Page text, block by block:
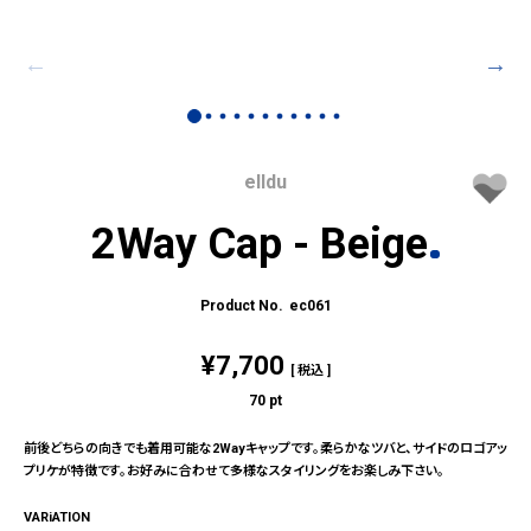
elldu
2Way Cap - Beige
ec061
¥7,700 税込
70 pt
前後どちらの向きでも着用可能な2Wayキャップです。柔らかなツバと、サイドのロゴアッ
プリケが特徴です。お好みに合わせて多様なスタイリングをお楽しみ下さい。
VARiATION